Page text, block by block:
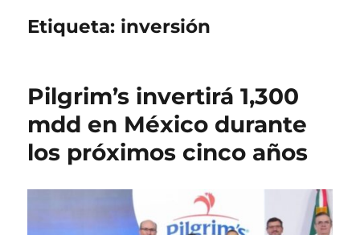
Etiqueta: inversión
Pilgrim’s invertirá 1,300
mdd en México durante
los próximos cinco años